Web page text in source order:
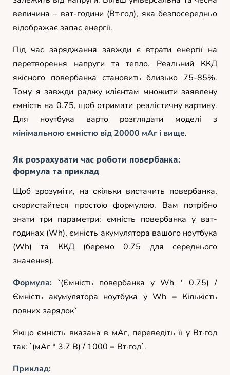
величина – ват-години (Вт·год), яка безпосередньо
відображає запас енергії.
Під час заряджання завжди є втрати енергії на
перетворення напруги та тепло. Реальний ККД
якісного повербанка становить близько 75-85%.
Тому я завжди раджу клієнтам множити заявлену
ємність на 0.75, щоб отримати реалістичну картину.
Для ноутбука варто розглядати моделі з
мінімальною ємністю від 20000 мАг і вище.
Як розрахувати час роботи повербанка:
формула та приклад
Щоб зрозуміти, на скільки вистачить повербанка,
скористайтеся простою формулою. Вам потрібно
знати три параметри: ємність повербанка у ват-
годинах (Wh), ємність акумулятора вашого ноутбука
(Wh) та ККД (беремо 0.75 для середнього
значення).
Формула: `(Ємність повербанка у Wh * 0.75) /
Ємність акумулятора ноутбука у Wh = Кількість
повних зарядок`
Якщо ємність вказана в мАг, переведіть її у Вт·год
так: `(мАг * 3.7 В) / 1000 = Вт·год`.
Приклад: